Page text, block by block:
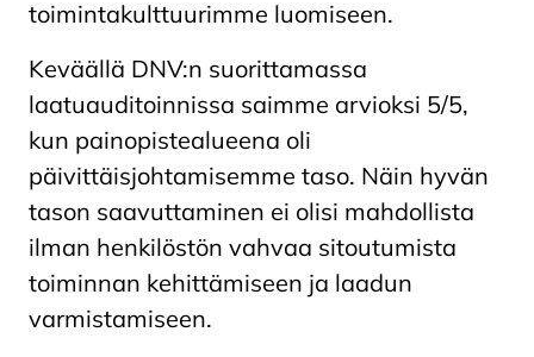
toimintakulttuurimme luomiseen.
Keväällä DNV:n suorittamassa
laatuauditoinnissa saimme arvioksi 5/5,
kun painopistealueena oli
päivittäisjohtamisemme taso. Näin hyvän
tason saavuttaminen ei olisi mahdollista
ilman henkilöstön vahvaa sitoutumista
toiminnan kehittämiseen ja laadun
varmistamiseen.